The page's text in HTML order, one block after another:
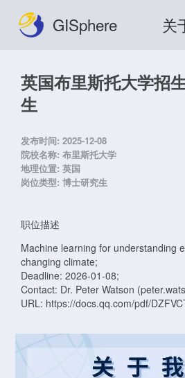
GISphere 关
英国布里斯托大学招
生
发布时间: 2025-12-08
院校名称: 布里斯托大学
地理位置: 英国
岗位类型: 博士研究生
职位描述
Machine learning for understanding
changing climate;
Deadline: 2026-01-08;
Contact: Dr. Peter Watson
URL: https://docs.qq.com/pdf/